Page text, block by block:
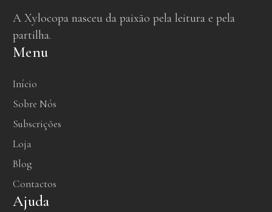
A Xylocopa nasceu da paixão pela leitura e pela
partilha.
Menu
Início
Sobre Nós
Subscrições
Loja
Blog
Contactos
Ajuda